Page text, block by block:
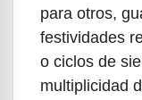
para otros,
festividades
o ciclos de
multiplicidad